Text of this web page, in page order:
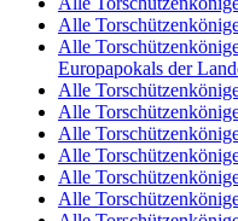
Alle
Alle
Europapokals der
Alle
Alle
Alle
Alle
Alle
Alle